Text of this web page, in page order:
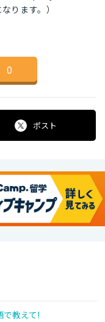
ります。）
0
ポスト
で教えて!